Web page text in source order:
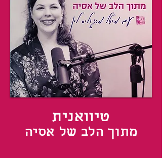
טיוואנית
מתוך הלב של אסיה